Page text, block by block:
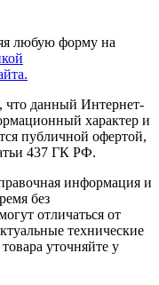
любую форму на
данный Интернет-
характер и
публичной офертой,
437 ГК РФ.
информация и
без
отличаться от
технические
уточняйте у